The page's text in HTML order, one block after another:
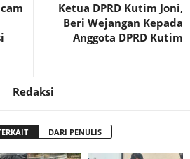
Ketua DPRD Kutim Joni,
Beri Wejangan Kepada
Anggota DPRD Kutim
Redaksi
DARI PENULIS